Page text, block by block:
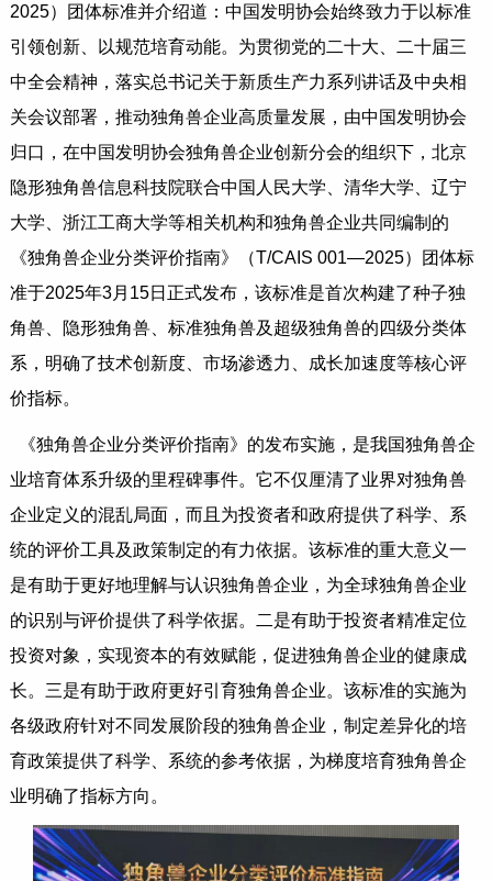
2025）团体标准并介绍道：中国发明协会始终致力于以标准
引领创新、以规范培育动能。为贯彻党的二十大、二十届三
中全会精神，落实总书记关于新质生产力系列讲话及中央相
关会议部署，推动独角兽企业高质量发展，由中国发明协会
归口，在中国发明协会独角兽企业创新分会的组织下，北京
隐形独角兽信息科技院联合中国人民大学、清华大学、辽宁
大学、浙江工商大学等相关机构和独角兽企业共同编制的
《独角兽企业分类评价指南》（T/CAIS 001—2025）团体标
准于2025年3月15日正式发布，该标准是首次构建了种子独
角兽、隐形独角兽、标准独角兽及超级独角兽的四级分类体
系，明确了技术创新度、市场渗透力、成长加速度等核心评
价指标。
《独角兽企业分类评价指南》的发布实施，是我国独角兽企
业培育体系升级的里程碑事件。它不仅厘清了业界对独角兽
企业定义的混乱局面，而且为投资者和政府提供了科学、系
统的评价工具及政策制定的有力依据。该标准的重大意义一
是有助于更好地理解与认识独角兽企业，为全球独角兽企业
的识别与评价提供了科学依据。二是有助于投资者精准定位
投资对象，实现资本的有效赋能，促进独角兽企业的健康成
长。三是有助于政府更好引育独角兽企业。该标准的实施为
各级政府针对不同发展阶段的独角兽企业，制定差异化的培
育政策提供了科学、系统的参考依据，为梯度培育独角兽企
业明确了指标方向。